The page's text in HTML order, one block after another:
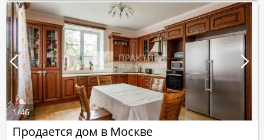
Продается дом в Москве
1/46